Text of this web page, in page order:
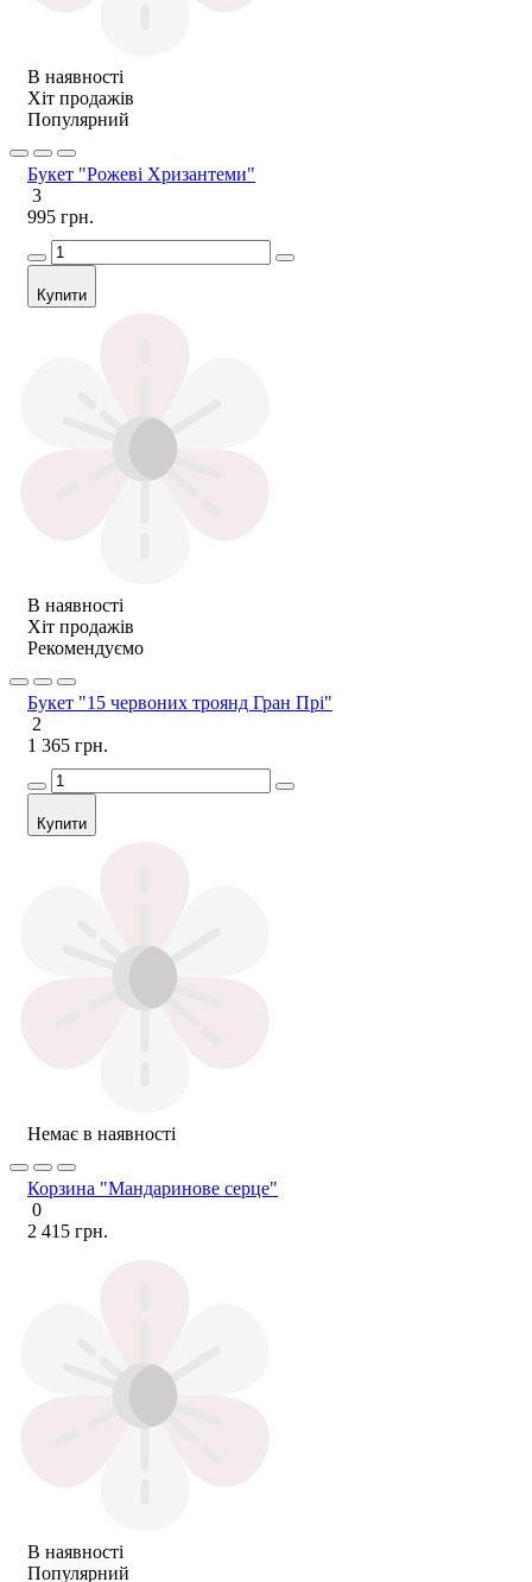
В наявності
Хіт продажів
Популярний
Букет "Рожеві Хризантеми"
3
995 грн.
Купити
В наявності
Хіт продажів
Рекомендуємо
Букет "15 червоних троянд Гран Прі"
2
1 365 грн.
Купити
Немає в наявності
Корзина "Мандаринове серце"
0
2 415 грн.
В наявності
Популярний